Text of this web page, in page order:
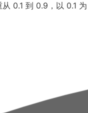
0.1 到 0.9，以 0.1 为